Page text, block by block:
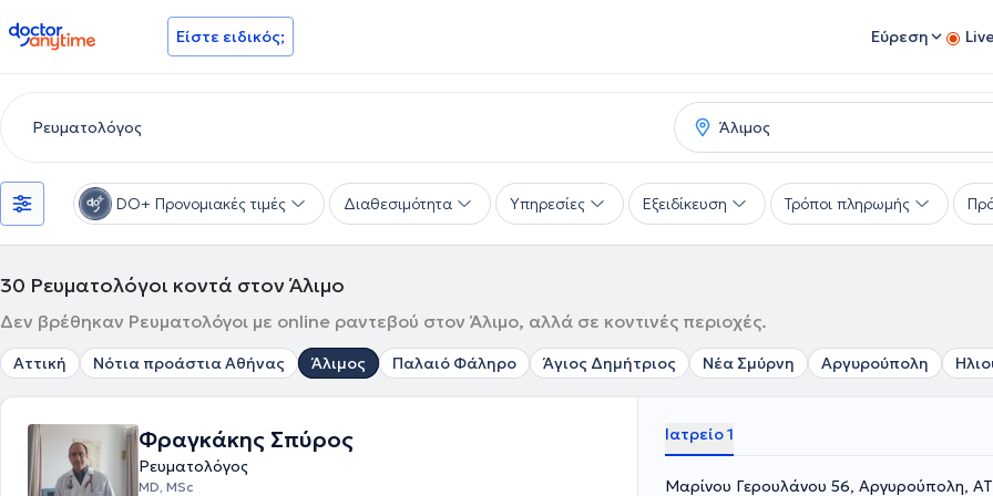
doctoranytime Είστε ειδικός; Εύρεση
DO+ Προνομιακές τιμές Διαθεσιμότητα Υπηρεσίες Εξειδίκευση Τρόποι πληρωμής
30 Ρευματολόγοι κοντά στον Άλιμο
Δεν βρέθηκαν Ρευματολόγοι με online ραντεβού στον Άλιμο, αλλά σε κοντινές περιοχές.
Αττική Νότια προάστια Αθήνας Άλιμος Παλαιό Φάληρο Άγιος Δημήτριος Νέα Σμύρνη Αργυρούπολη
Φραγκάκης Σπύρος
Ρευματολόγος
MD, MSc
Ιατρείο 1
Μαρίνου Γερουλάνου 56, Αργυρούπολη,